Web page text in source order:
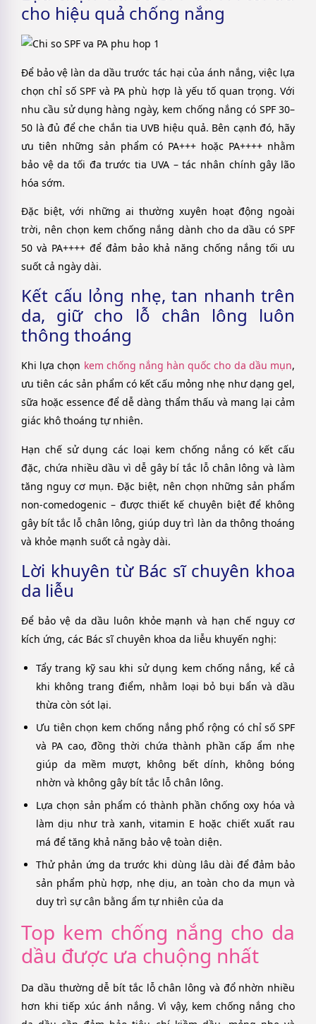
cho hiệu quả chống nắng
Để bảo vệ làn da dầu trước tác hại của ánh nắng, việc lựa
chọn chỉ số SPF và PA phù hợp là yếu tố quan trọng. Với
nhu cầu sử dụng hàng ngày, kem chống nắng có SPF 30–
50 là đủ để che chắn tia UVB hiệu quả. Bên cạnh đó, hãy
ưu tiên những sản phẩm có PA+++ hoặc PA++++ nhằm
bảo vệ da tối đa trước tia UVA – tác nhân chính gây lão
hóa sớm.
Đặc biệt, với những ai thường xuyên hoạt động ngoài
trời, nên chọn kem chống nắng dành cho da dầu có SPF
50 và PA++++ để đảm bảo khả năng chống nắng tối ưu
suốt cả ngày dài.
Kết cấu lỏng nhẹ, tan nhanh trên
da, giữ cho lỗ chân lông luôn
thông thoáng
Khi lựa chọn kem chống nắng hàn quốc cho da dầu mụn,
ưu tiên các sản phẩm có kết cấu mỏng nhẹ như dạng gel,
sữa hoặc essence để dễ dàng thẩm thấu và mang lại cảm
giác khô thoáng tự nhiên.
Hạn chế sử dụng các loại kem chống nắng có kết cấu
đặc, chứa nhiều dầu vì dễ gây bí tắc lỗ chân lông và làm
tăng nguy cơ mụn. Đặc biệt, nên chọn những sản phẩm
non-comedogenic – được thiết kế chuyên biệt để không
gây bít tắc lỗ chân lông, giúp duy trì làn da thông thoáng
và khỏe mạnh suốt cả ngày dài.
Lời khuyên từ Bác sĩ chuyên khoa
da liễu
Để bảo vệ da dầu luôn khỏe mạnh và hạn chế nguy cơ
kích ứng, các Bác sĩ chuyên khoa da liễu khuyến nghị:
Tẩy trang kỹ sau khi sử dụng kem chống nắng, kể cả
khi không trang điểm, nhằm loại bỏ bụi bẩn và dầu
thừa còn sót lại.
Ưu tiên chọn kem chống nắng phổ rộng có chỉ số SPF
và PA cao, đồng thời chứa thành phần cấp ẩm nhẹ
giúp da mềm mượt, không bết dính, không bóng
nhờn và không gây bít tắc lỗ chân lông.
Lựa chọn sản phẩm có thành phần chống oxy hóa và
làm dịu như trà xanh, vitamin E hoặc chiết xuất rau
má để tăng khả năng bảo vệ toàn diện.
Thử phản ứng da trước khi dùng lâu dài để đảm bảo
sản phẩm phù hợp, nhẹ dịu, an toàn cho da mụn và
duy trì sự cân bằng ẩm tự nhiên của da
Top kem chống nắng cho da
dầu được ưa chuộng nhất
Da dầu thường dễ bít tắc lỗ chân lông và đổ nhờn nhiều
hơn khi tiếp xúc ánh nắng. Vì vậy, kem chống nắng cho